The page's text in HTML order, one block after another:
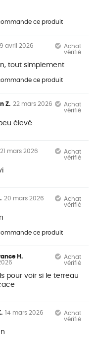
ce produit
9 avril 2026
Achat
vérifié
tout simplement
ce produit
Z. 22 mars 2026
Achat
vérifié
élevé
21 mars 2026
Achat
vérifié
20 mars 2026
Achat
vérifié
ce produit
H.
Achat
vérifié
pour voir si le terreau
14 mars 2026
Achat
vérifié